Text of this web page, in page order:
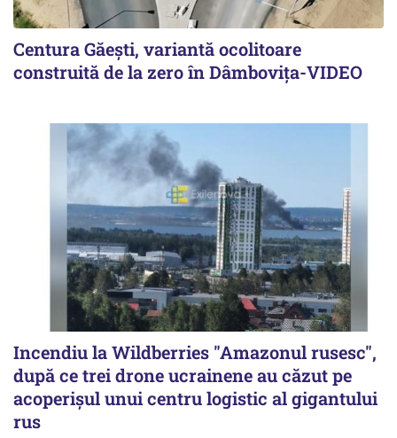
Centura Găești, variantă ocolitoare
construită de la zero în Dâmbovița-VIDEO
Incendiu la Wildberries "Amazonul rusesc",
după ce trei drone ucrainene au căzut pe
acoperişul unui centru logistic al gigantului
rus